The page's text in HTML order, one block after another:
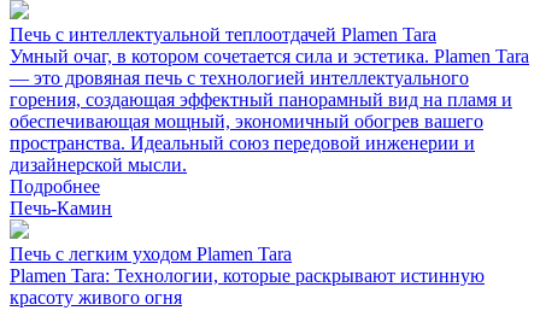
Печь с интеллектуальной теплоотдачей Plamen Tara
Умный очаг, в котором сочетается сила и эстетика. Plamen Tara
— это дровяная печь с технологией интеллектуального
горения, создающая эффектный панорамный вид на пламя и
обеспечивающая мощный, экономичный обогрев вашего
пространства. Идеальный союз передовой инженерии и
дизайнерской мысли.
Подробнее
Печь-Камин
Печь с легким уходом Plamen Tara
Plamen Tara: Технологии, которые раскрывают истинную
красоту живого огня